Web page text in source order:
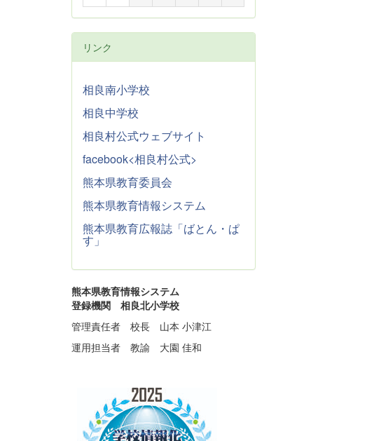
リンク
相良南小学校
相良中学校
相良村公式ウェブサイト
facebook<相良村公式>
熊本県教育委員会
熊本県教育情報システム
熊本県教育広報誌「ばとん・ぱ
す」
熊本県教育情報システム
登録機関 相良北小学校
管理責任者 校長 山本 小津江
運用担当者 教諭 大園 佳和